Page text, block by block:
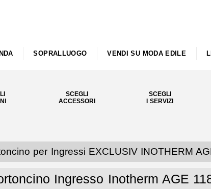
SOPRALLUOGO VENDI SU MODA EDILE
SCEGLI
ACCESSORI
SCEGLI
I SERVIZI
per Ingressi EXCLUSIV INOTHERM
Ingresso Inotherm AGE